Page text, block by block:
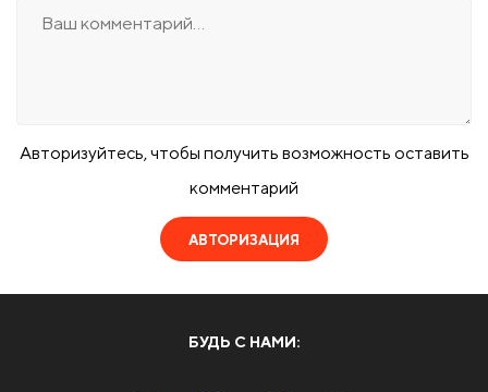
Авторизуйтесь, чтобы получить возможность оставить
комментарий
АВТОРИЗАЦИЯ
БУДЬ С НАМИ: